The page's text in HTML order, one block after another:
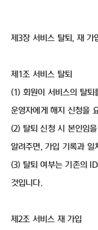
제3장 서비스 탈퇴, 재 가
제1조 서비스 탈퇴
(1) 회원이 서비스의 탈퇴
운영자에게 해지 신청을
(2) 탈퇴 신청 시 본인임
알려주면, 가입 기록과 일
(3) 탈퇴 여부는 기존의
것입니다.
제2조 서비스 재 가입